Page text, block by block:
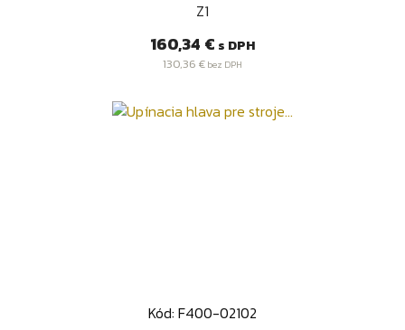
Z1
Cena
160,34 € s DPH
130,36 € bez DPH
Kód: F400-02102